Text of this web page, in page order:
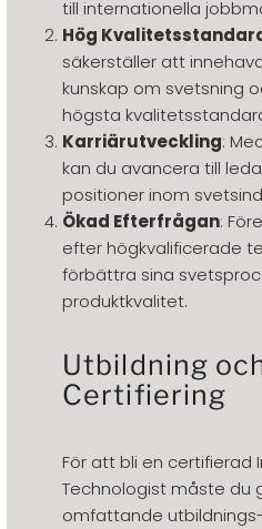
till internationella
Hög
säkerställer att
kunskap om svetsning
högsta
Karriärutveckling:
kan du avancera till
positioner inom
Ökad Efterfrågan:
efter högkvalificerade
förbättra sina
produktkvalitet.
Utbildning
Certifiering
För att bli en certifierad
Technologist måste du
omfattande